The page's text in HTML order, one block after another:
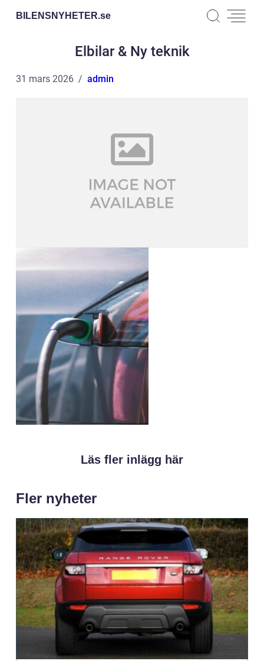
BILENSNYHETER.se
Elbilar & Ny teknik
31 mars 2026 admin
Läs fler inlägg här
Fler nyheter